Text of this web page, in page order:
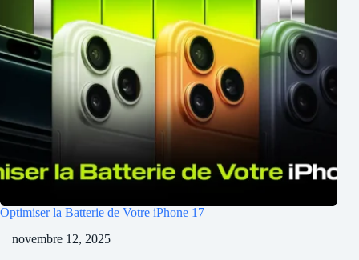
Optimiser la Batterie de Votre iPhone 17
novembre 12, 2025